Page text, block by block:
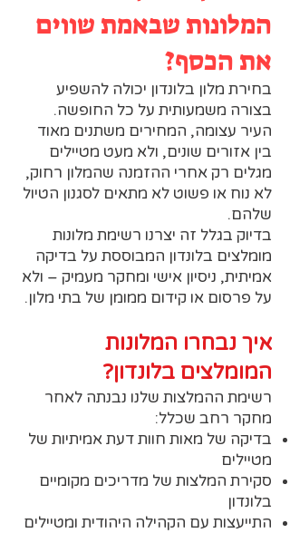
המלונות שבאמת שווים
את הכסף?
בחירת מלון בלונדון יכולה להשפיע
בצורה משמעותית על כל החופשה.
העיר עצומה, המחירים משתנים מאוד
בין אזורים שונים, ולא מעט מטיילים
מגלים רק אחרי ההזמנה שהמלון רחוק,
לא נוח או פשוט לא מתאים לסגנון הטיול
שלהם.
בדיוק בגלל זה יצרנו רשימת מלונות
מומלצים בלונדון המבוססת על בדיקה
אמיתית, ניסיון אישי ומחקר מעמיק – ולא
על פרסום או קידום ממומן של בתי מלון.
איך נבחרו המלונות
המומלצים בלונדון?
רשימת ההמלצות שלנו נבנתה לאחר
מחקר רחב שכלל:
בדיקה של מאות חוות דעת אמיתיות של
מטיילים
סקירת המלצות של מדריכים מקומיים
בלונדון
התייעצות עם הקהילה היהודית ומטיילים